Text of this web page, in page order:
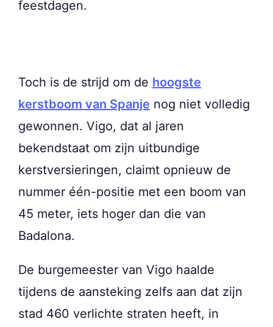
feestdagen.
Toch is de strijd om de hoogste
kerstboom van Spanje nog niet volledig
gewonnen. Vigo, dat al jaren
bekendstaat om zijn uitbundige
kerstversieringen, claimt opnieuw de
nummer één-positie met een boom van
45 meter, iets hoger dan die van
Badalona.
De burgemeester van Vigo haalde
tijdens de aansteking zelfs aan dat zijn
stad 460 verlichte straten heeft, in